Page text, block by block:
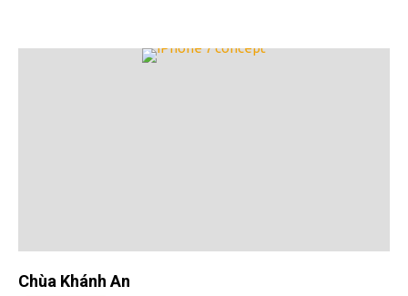
Chùa Khánh An